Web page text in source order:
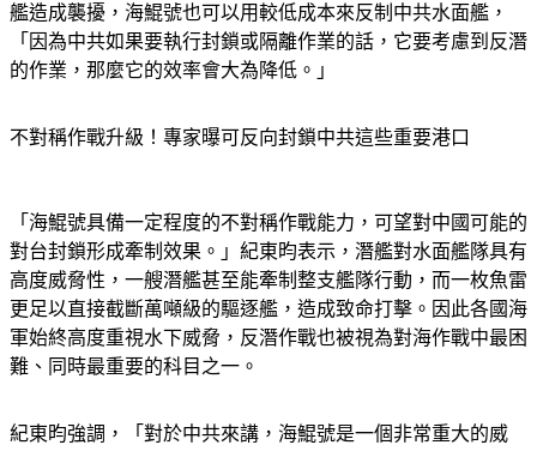
艦造成襲擾，海鯤號也可以用較低成本來反制中共水面艦，
「因為中共如果要執行封鎖或隔離作業的話，它要考慮到反潛
的作業，那麼它的效率會大為降低。」
不對稱作戰升級！專家曝可反向封鎖中共這些重要港口
「海鯤號具備一定程度的不對稱作戰能力，可望對中國可能的
對台封鎖形成牽制效果。」紀東昀表示，潛艦對水面艦隊具有
高度威脅性，一艘潛艦甚至能牽制整支艦隊行動，而一枚魚雷
更足以直接截斷萬噸級的驅逐艦，造成致命打擊。因此各國海
軍始終高度重視水下威脅，反潛作戰也被視為對海作戰中最困
難、同時最重要的科目之一。
紀東昀強調，「對於中共來講，海鯤號是一個非常重大的威